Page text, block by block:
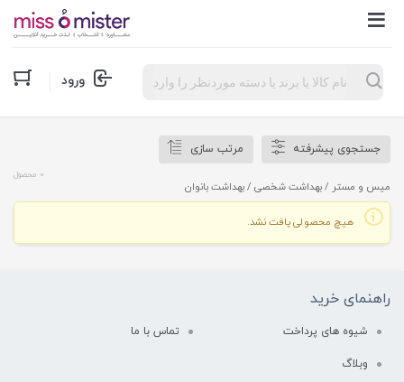
Products
search ورود
جستجوی پیشرفته مرتب سازی
میس و مستر /بهداشت شخصی / بهداشت بانوان
0 محصول
هیچ محصولی یافت نشد.
راهنمای خرید
شیوه های پرداخت تماس با ما
وبلاگ